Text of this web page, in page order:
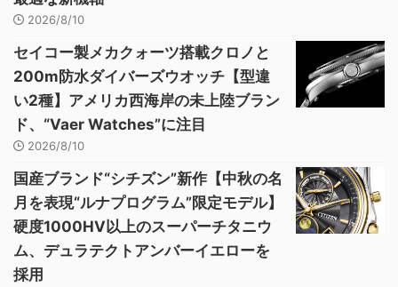
2026/8/10
セイコー製メカクォーツ搭載クロノと
200m防水ダイバーズウオッチ【型違
い2種】アメリカ西海岸の未上陸ブラン
ド、“Vaer Watches”に注目
2026/8/10
国産ブランド“シチズン”新作【中秋の名
月を表現“ルナプログラム”限定モデル】
硬度1000HV以上のスーパーチタニウ
ム、デュラテクトアンバーイエローを
採用